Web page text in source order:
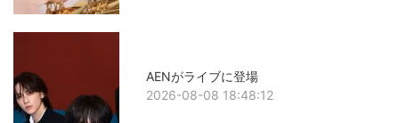
AENがライブに登場
2026-08-08 18:48:12